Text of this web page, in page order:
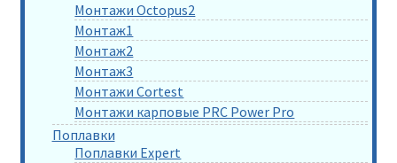
Монтажи Octopus2
Монтаж1
Монтаж2
Монтаж3
Монтажи Cortest
Монтажи карповые PRC Power Pro
Поплавки
Поплавки Expert